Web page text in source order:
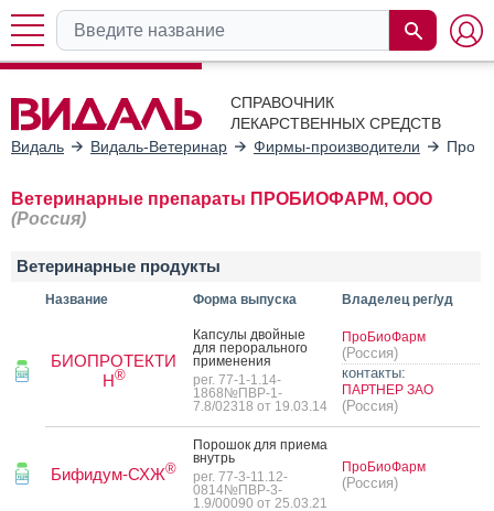
СПРАВОЧНИК
ЛЕКАРСТВЕННЫХ СРЕДСТВ
Видаль
Видаль-Ветеринар Фирмы-производители
Ветеринарные препараты ПРОБИОФАРМ, ООО
(Россия)
Ветеринарные продукты
Название Форма выпуска Владелец рег/уд
БИОПРОТЕКТИ
Н®
Кап­су­лы двой­ные
для пе­рораль­но­го
при­мене­ния
рег. 77-1-1.14-
1868№ПВР-1-
7.8/02318 от 19.03.14
ПроБиоФарм
(Россия)
контакты:
ПАРТНЕР ЗАО
(Россия)
Бифидум-СХЖ®
По­рошок для при­ема
внутрь
рег. 77-3-11.12-
0814№ПВР-3-
1.9/00090 от 25.03.21
ПроБиоФарм
(Россия)